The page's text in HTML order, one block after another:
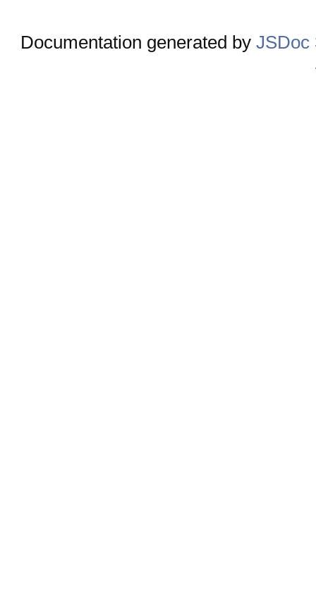
Documentation generated byJSDoc